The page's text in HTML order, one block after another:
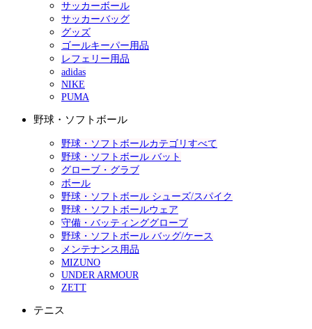
サッカーボール
サッカーバッグ
グッズ
ゴールキーパー用品
レフェリー用品
adidas
NIKE
PUMA
野球・ソフトボール
野球・ソフトボールカテゴリすべて
野球・ソフトボール バット
グローブ・グラブ
ボール
野球・ソフトボール シューズ/スパイク
野球・ソフトボールウェア
守備・バッティンググローブ
野球・ソフトボール バッグ/ケース
メンテナンス用品
MIZUNO
UNDER ARMOUR
ZETT
テニス